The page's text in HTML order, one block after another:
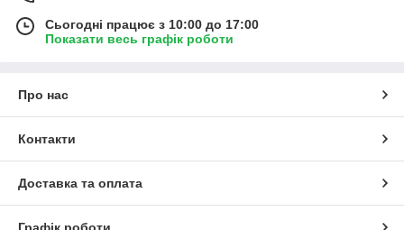
Сьогодні працює з 10:00 до 17:00
Показати весь графік роботи
Про нас
Контакти
Доставка та оплата